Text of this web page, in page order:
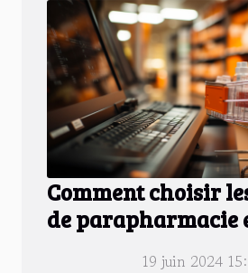
Comment choisir
de parapharmacie
19 juin 2024